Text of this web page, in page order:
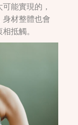
能實現的，
材整體也會
抵觸。